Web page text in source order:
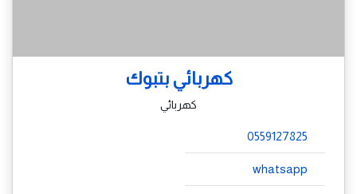
كهربائي بتبوك
كهربائي
0559127825
whatsapp